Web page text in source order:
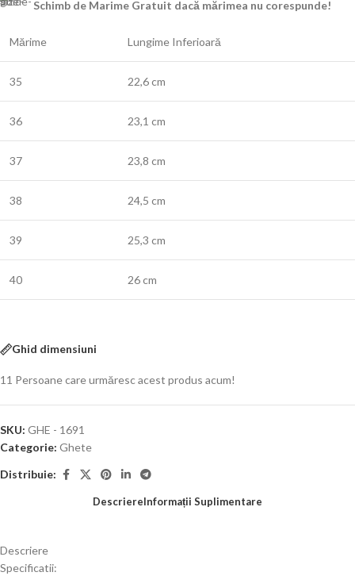
Schimb de Marime Gratuit dacă mărimea nu corespunde!
Mărime Lungime Inferioară
35 22,6 cm
36 23,1 cm
37 23,8 cm
38 24,5 cm
39 25,3 cm
40 26 cm
Ghid dimensiuni
11 Persoane care urmăresc acest produs acum!
SKU: GHE - 1691
Categorie: Ghete
Distribuie:
DescriereInformații Suplimentare
Descriere
Specificatii: